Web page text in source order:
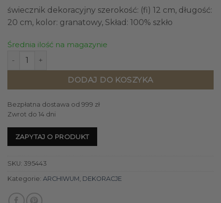
świecznik dekoracyjny szerokość: (fi) 12 cm, długość:
20 cm, kolor: granatowy, Skład: 100% szkło
Średnia ilość na magazynie
ilość ŚWIECZNIK szklany 12x20 cm granatowy, złoty
DODAJ DO KOSZYKA
Bezpłatna dostawa od 999 zł
Zwrot do 14 dni
ZAPYTAJ O PRODUKT
SKU: 395443
Kategorie: ARCHIWUM DEKORACJE